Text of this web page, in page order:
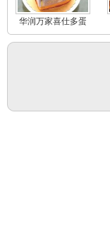
华润万家喜仕多蛋
糕